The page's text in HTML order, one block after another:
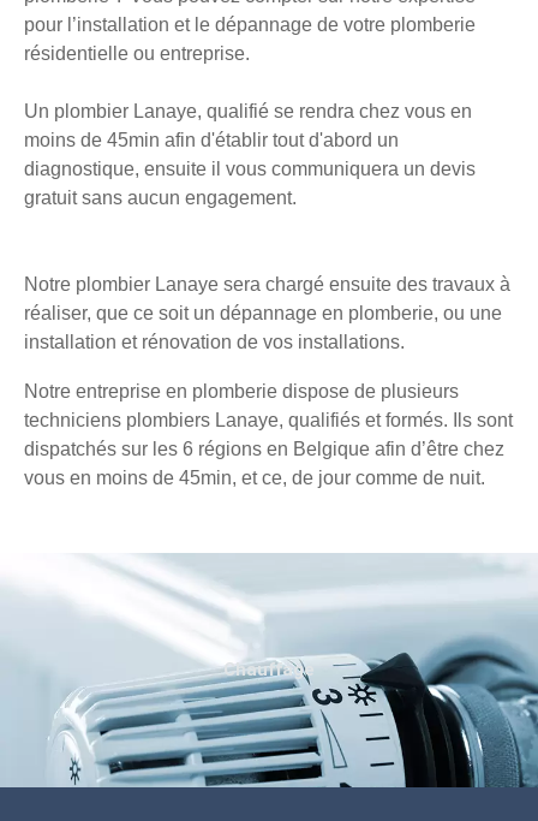
pour l’installation et le dépannage de votre plomberie
résidentielle ou entreprise.
Un plombier Lanaye, qualifié se rendra chez vous en
moins de 45min afin d'établir tout d'abord un
diagnostique, ensuite il vous communiquera un devis
gratuit sans aucun engagement.
Notre plombier Lanaye sera chargé ensuite des travaux à
réaliser, que ce soit un dépannage en plomberie, ou une
installation et rénovation de vos installations.
Notre entreprise en plomberie dispose de plusieurs
techniciens plombiers Lanaye, qualifiés et formés. Ils sont
dispatchés sur les 6 régions en Belgique afin d’être chez
vous en moins de 45min, et ce, de jour comme de nuit.
Chauffage